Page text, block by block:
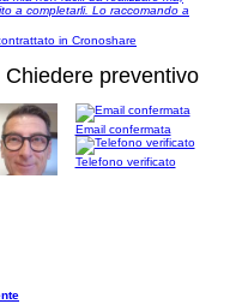
a completarli. Lo raccomando a
in Cronoshare
Chiedere preventivo
Email confermata
Telefono verificato